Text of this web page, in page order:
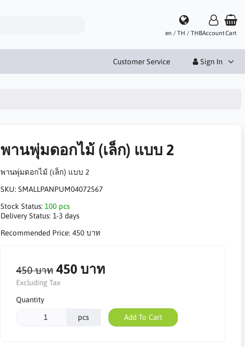
en / TH / THBAccountCart
Customer Service Sign In
พานพุ่มดอกไม้ (เล็ก) แบบ 2
พานพุ่มดอกไม้ (เล็ก) แบบ 2
SKU: SMALLPANPUM04072567
Stock Status: 100 pcs
Delivery Status: 1-3 days
Recommended Price: 450 บาท
450 บาท 450 บาท
Excluding Tax
Quantity
pcs Add To Cart